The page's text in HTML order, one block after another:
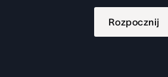
Rozpocznij